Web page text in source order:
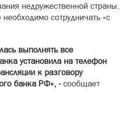
недружественной страны.
сотрудничать «с
выполнять все
установила на телефон
к разговору
банка РФ», - сообщает